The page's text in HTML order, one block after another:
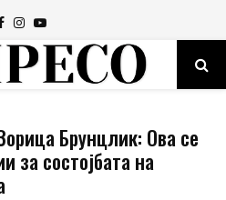
Facebook
Instagram
Youtube
Брунцлик: Ова се
за состојбата на